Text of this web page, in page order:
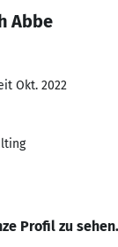
Abbe
Okt. 2022
Profil zu sehen.